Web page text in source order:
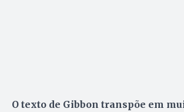
O texto de Gibbon transpõe em